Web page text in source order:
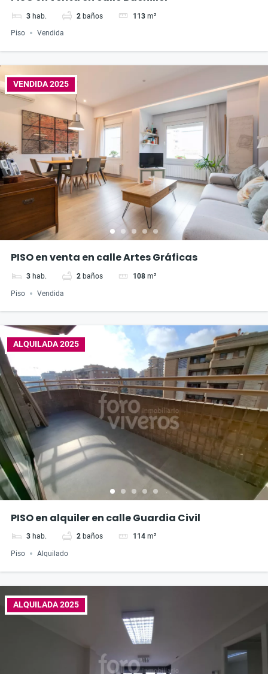
3 hab. 2 baños 113 m²
Piso Vendida
VENDIDA 2025
PISO en venta en calle Artes Gráficas
3 hab. 2 baños 108 m²
Piso Vendida
ALQUILADA 2025
PISO en alquiler en calle Guardia Civil
3 hab. 2 baños 114 m²
Piso Alquilado
ALQUILADA 2025